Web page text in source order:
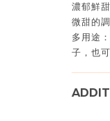
濃郁鮮
微甜的調
多用途
子，也